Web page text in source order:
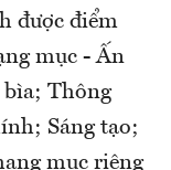
được điểm
mục - Ấn
Thông
Sáng tạo;
mục riêng